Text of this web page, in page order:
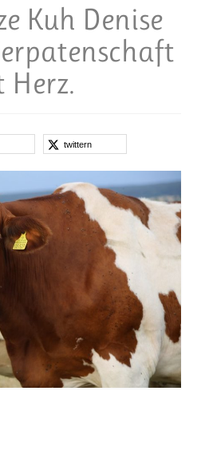
Kuh Denise
Herz.
twittern